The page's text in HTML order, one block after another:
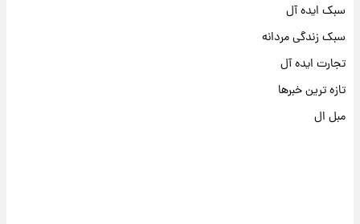
سبک ایده آل
سبک زندگی مردانه
تجارت ایده آل
تازه ترین خبرها
مبل ال